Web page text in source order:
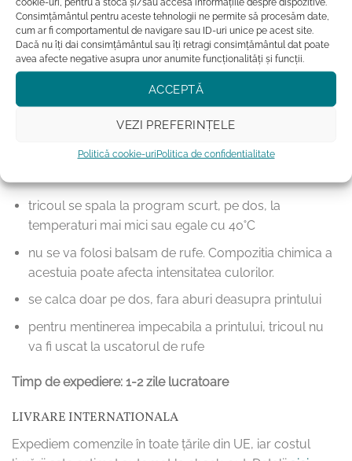
Consimțământul pentru aceste tehnologii ne permite să procesăm date,
cum ar fi comportamentul de navigare sau ID-uri unice pe acest site.
Dacă nu îți dai consimțământul sau îți retragi consimțământul dat poate
avea afecte negative asupra unor anumite funcționalități și funcții.
ACCEPTĂ
VEZI PREFERINȚELE
Politică cookie-uriPolitica de confidentialitate
Fii in trend si alege sustenabilitatea cu tricourile nostre
eco-friendly, purrrfecte pentru iubitorii de pisici si
pasionatii de moda deopotriva. Comanda acum si
bucura-te de confortul si calitatea tricourilor Cu Pisici.
tricoul se spala la program scurt, pe dos, la
temperaturi mai mici sau egale cu 40˚C
nu se va folosi balsam de rufe. Compozitia chimica a
acestuia poate afecta intensitatea culorilor.
se calca doar pe dos, fara aburi deasupra printului
pentru mentinerea impecabila a printului, tricoul nu
va fi uscat la uscatorul de rufe
Timp de expediere: 1-2 zile lucratoare
LIVRARE INTERNATIONALA
Expediem comenzile în toate țările din UE, iar costul